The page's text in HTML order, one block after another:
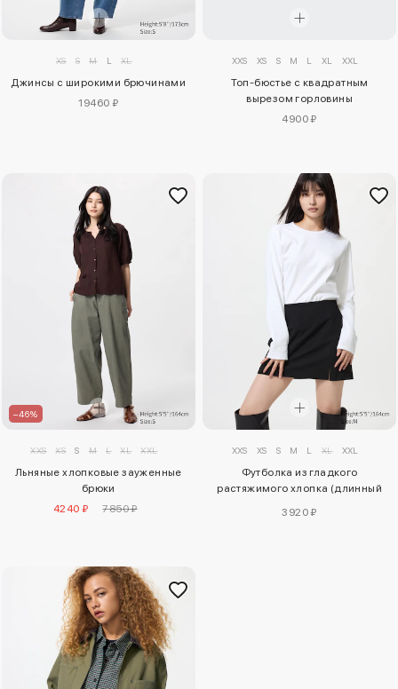
XS S M L XL
Джинсы с широкими брючинами
19460 ₽
XXS XS S M L XL XXL
Топ-бюстье с квадратным
вырезом горловины
4900 ₽
–46%
XXS XS S M L XL XXL
Льняные хлопковые зауженные
брюки
4240 ₽
7850 ₽
XXS XS S M L XL XXL
Футболка из гладкого
растяжимого хлопка (длинный
3920 ₽